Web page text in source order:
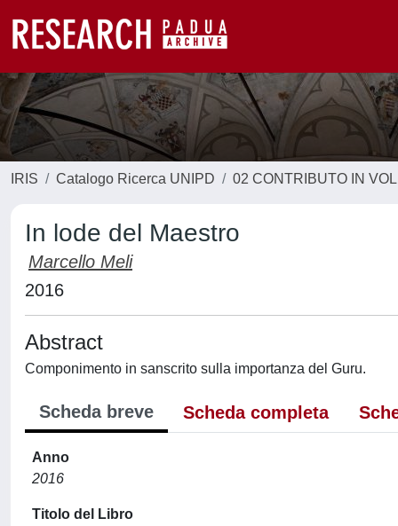
IRIS Catalogo Ricerca UNIPD 02 CONTRIBUTO IN
In lode del Maestro
Marcello Meli
2016
Abstract
Componimento in sanscrito sulla importanza del Guru.
Scheda breve Scheda completa
Anno
2016
Titolo del Libro